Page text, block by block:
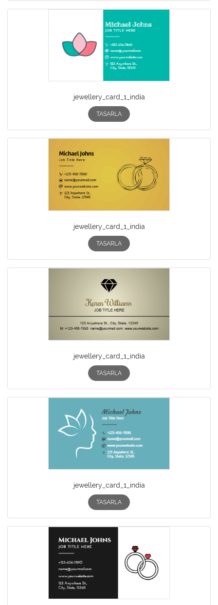
jewellery_card_1_india
TASARLA
jewellery_card_1_india
TASARLA
jewellery_card_1_india
TASARLA
jewellery_card_1_india
TASARLA